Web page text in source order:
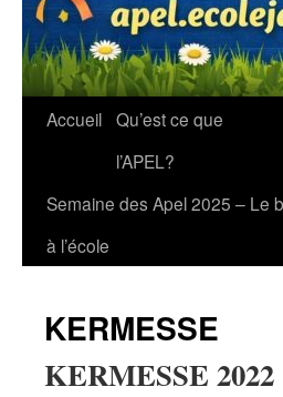
Accueil Qu’est ce que
l’APEL?
Semaine des Apel 2025 – Le
à l’école
KERMESSE
KERMESSE 2022